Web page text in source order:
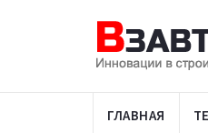
ГЛАВНАЯ